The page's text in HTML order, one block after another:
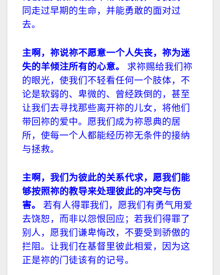
同走过早期的生命，并能勇敢的面对过
去。
主啊，祢说祢不愿意一个人失丧，祢为迷
失的羊倾注所有的心意。
求祢赐给我们祢
的眼光，使我们不轻看任何一个肢体，不
论是软弱的、卑微的、曾经跌倒的，甚至
让我们去寻找那些离开祢的儿女，将他们
带回祢的爱中。愿我们成为祢恩典的居
所，使每一个人都能经历祢无条件的接纳
与拯救。
主啊，我们为彼此的关系代求，愿我们能
够按照祢的教导来处理彼此的冲突与伤
害。
若有人得罪我们，愿我们有勇气用爱
去饶恕，而非以怨恨回应；若我们得罪了
别人，愿我们谦卑悔改，不要受到骄傲的
拦阻。让我们在基督里彼此相爱，因为这
正是祢的门徒该有的记号。